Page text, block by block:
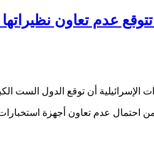
تتوقع عدم تعاون
الإسرائيلية أن توقع الدول الست
عدم تعاون أجهزة استخبارات